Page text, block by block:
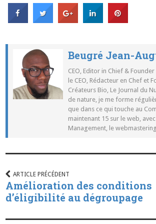
Beugré Jean-
CEO, Editor in Chief &
le CEO, Rédacteur en Chef et
Créateurs Bio, Le Journal du
de nature, je me forme
que dans ce qui touche au
maintenant 15 sur le web,
Management, le
ARTICLE PRÉCÉDENT
Amélioration des conditions
d’éligibilité au dégroupage